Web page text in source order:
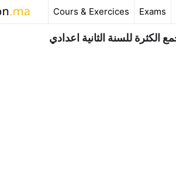
Cours & Exercices Exams
للسنة الثانية اعدادي